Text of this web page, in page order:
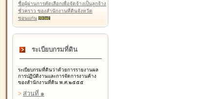
ชื่อผู้ผ่านการคัดเลือกเพื่อจัดจ้างเป็นลูกจ้าง
ชั่วคราว ของสำนักงานที่ดินจังหวัด
ขอนแก่น
ระเบียบกรมที่ดิน
ระเบียบกรมที่ดินว่าด้วยการรายงานผล
การปฏิบัติงานและการจัดการงานค้าง
ของสำนักงานที่ดิน พ.ศ.๒๕๕๕
> ส่วนที่ ๑